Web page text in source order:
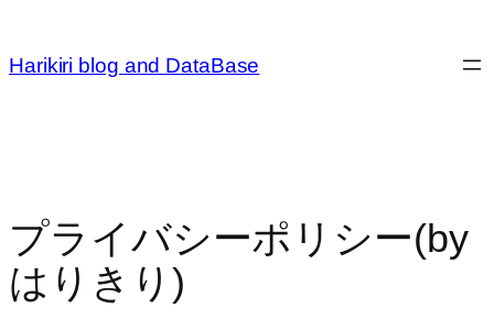
を
Harikiri blog and DataBase
プライバシーポリシー(by
はりきり)